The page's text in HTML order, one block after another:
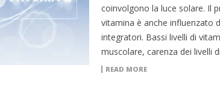
coinvolgono la luce solare. Il
vitamina è anche influenzato
integratori. Bassi livelli di
muscolare, carenza dei livelli
READ MORE